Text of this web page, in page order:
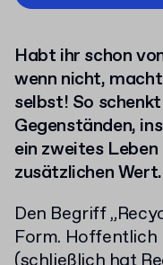
Habt ihr schon
wenn nicht,
selbst! So
Gegenständen,
ein zweites
zusätzlichen Wert.
Den Begriff
Form.